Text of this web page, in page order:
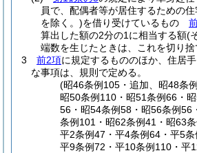
員で、配偶者等が居住するための住
を除く。)を借り受けているもの
算出した額の2分の1に相当する額(
端数を生じたときは、これを切り捨
3
前2項に規定するもののほか、住居
な事項は、規則で定める。
(昭46条例105・追加、昭48条
昭50条例110・昭51条例66・
56・昭54条例58・昭56条例56
条例101・昭62条例41・昭63
平2条例47・平4条例64・平5条
平9条例72・平10条例110・平